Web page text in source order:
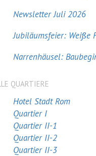
Newsletter Juli 2026
Jubiläumsfeier: Weiße
Narrenhäusel:
QUARTIERE
Hotel Stadt Rom
Quartier I
Quartier II-1
Quartier II-2
Quartier II-3